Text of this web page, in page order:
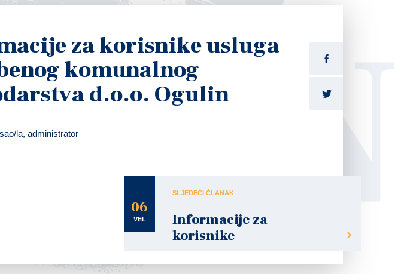
za korisnike usluga
komunalnog
d.o.o. Ogulin
la, administrator
06
VEL
SLJEDEĆI ČLANAK
Informacije za
korisnike